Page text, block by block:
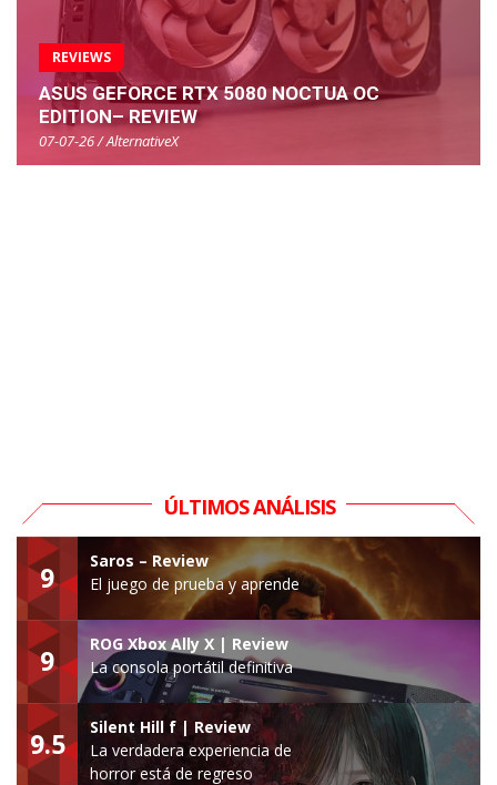
REVIEWS
ASUS GEFORCE RTX 5080 NOCTUA OC
EDITION– REVIEW
07-07-26 / AlternativeX
ÚLTIMOS ANÁLISIS
9
Saros – Review
El juego de prueba y aprende
9
ROG Xbox Ally X | Review
La consola portátil definitiva
9.5
Silent Hill f | Review
La verdadera experiencia de
horror está de regreso